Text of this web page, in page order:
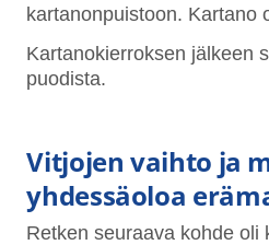
kartanonpuistoon. Kartano
Kartanokierroksen jälkeen
puodista.
Vitjojen vaihto ja
yhdessäoloa
Retken seuraava kohde oli